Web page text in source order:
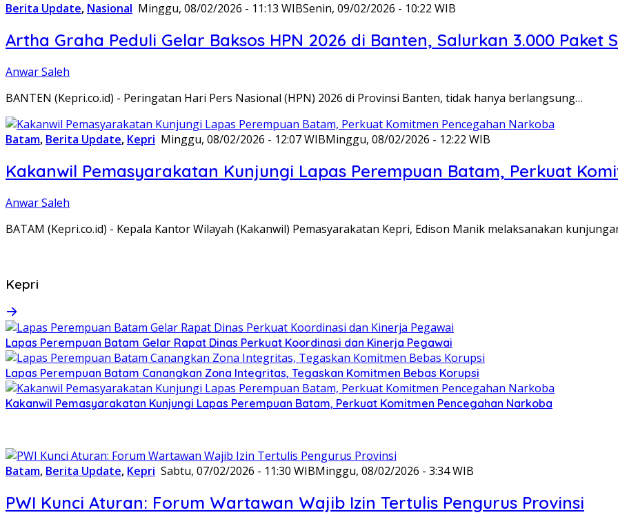
Berita Update, Nasional Minggu, 08/02/2026 - 11:13 WIBSenin, 09/02/2026 - 10:22 WIB
Artha Graha Peduli Gelar Baksos HPN 2026 di Banten, Salurkan 3.000 Paket
Anwar Saleh
BANTEN (Kepri.co.id) - Peringatan Hari Pers Nasional (HPN) 2026 di Provinsi Banten, tidak hanya berlangsung…
Batam, Berita Update, Kepri Minggu, 08/02/2026 - 12:07 WIBMinggu, 08/02/2026 - 12:22 WIB
Kakanwil Pemasyarakatan Kunjungi Lapas Perempuan Batam, Perkuat
Anwar Saleh
BATAM (Kepri.co.id) - Kepala Kantor Wilayah (Kakanwil) Pemasyarakatan Kepri, Edison Manik melaksanakan
Kepri
Lapas Perempuan Batam Gelar Rapat Dinas Perkuat Koordinasi dan Kinerja Pegawai
Lapas Perempuan Batam Canangkan Zona Integritas, Tegaskan Komitmen Bebas Korupsi
Kakanwil Pemasyarakatan Kunjungi Lapas Perempuan Batam, Perkuat Komitmen Pencegahan Narkoba
Batam, Berita Update, Kepri Sabtu, 07/02/2026 - 11:30 WIBMinggu, 08/02/2026 - 3:34 WIB
PWI Kunci Aturan: Forum Wartawan Wajib Izin Tertulis Pengurus Provinsi